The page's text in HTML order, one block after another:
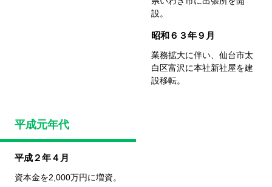
平成元年代
平成２年４月
資本金を2,000万円に増資。
設。
昭和６３年９月
業務拡大に伴い、仙台市太
白区富沢に本社新社屋を建
設移転。